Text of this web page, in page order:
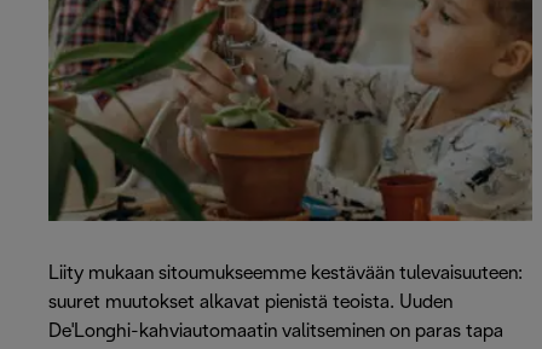
Liity mukaan sitoumukseemme kestävään tulevaisuuteen:
suuret muutokset alkavat pienistä teoista. Uuden
De'Longhi-kahviautomaatin valitseminen on paras tapa